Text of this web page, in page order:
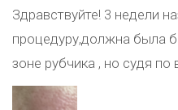
Здравствуйте! 3 недели
процедуру,должна была
зоне рубчика , но судя
то типо того. Что именно